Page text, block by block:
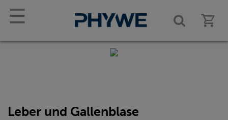
☰
Leber und Gallenblase